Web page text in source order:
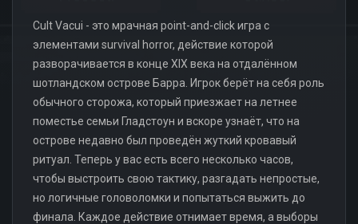
Cult Vacui - это мрачная point-and-click игра с
элементами survival horror, действие которой
разворачивается в конце XIX века на отдалённом
шотландском острове Барра. Игрок берёт на себя роль
обычного сторожа, который приезжает на летнее
поместье семьи Гладстоун и вскоре узнаёт, что на
острове недавно был проведён жуткий кровавый
ритуал. Теперь у вас есть всего несколько часов,
чтобы выстроить свою тактику, разгадать непростые,
но логичные головоломки и попытаться выжить до
финала. Каждое действие отнимает время, а выборы